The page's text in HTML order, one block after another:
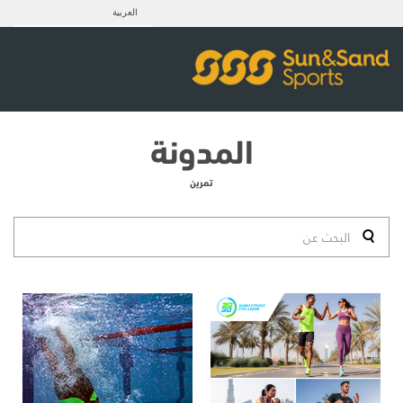
العربية
المدونة
تمرين